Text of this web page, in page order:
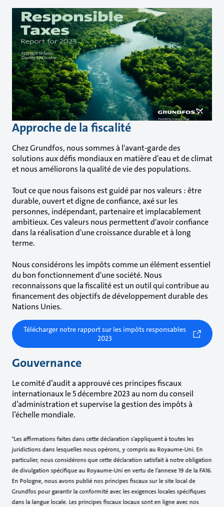
Approche de la fiscalité
Chez Grundfos, nous sommes à l'avant-garde des
solutions aux défis mondiaux en matière d'eau et de climat
et nous améliorons la qualité de vie des populations.
Tout ce que nous faisons est guidé par nos valeurs : être
durable, ouvert et digne de confiance, axé sur les
personnes, indépendant, partenaire et implacablement
ambitieux. Ces valeurs nous permettent d'avoir confiance
dans la réalisation d'une croissance durable et à long
terme.
Nous considérons les impôts comme un élément essentiel
du bon fonctionnement d'une société. Nous
reconnaissons que la fiscalité est un outil qui contribue au
financement des objectifs de développement durable des
Nations Unies.
Télécharger notre rapport sur les impôts responsables
2023
Gouvernance
Le comité d’audit a approuvé ces principes fiscaux
internationaux le 5 décembre 2023 au nom du conseil
d’administration et supervise la gestion des impôts à
l’échelle mondiale.
*Les affirmations faites dans cette déclaration s'appliquent à toutes les
juridictions dans lesquelles nous opérons, y compris au Royaume-Uni. En
particulier, nous considérons que cette déclaration satisfait à notre obligation
de divulgation spécifique au Royaume-Uni en vertu de l'annexe 19 de la FA16.
En Pologne, nous avons publié nos principes fiscaux sur le site local de
Grundfos pour garantir la conformité avec les exigences locales spécifiques
dans la langue locale. Les principes fiscaux locaux sont en ligne avec nos